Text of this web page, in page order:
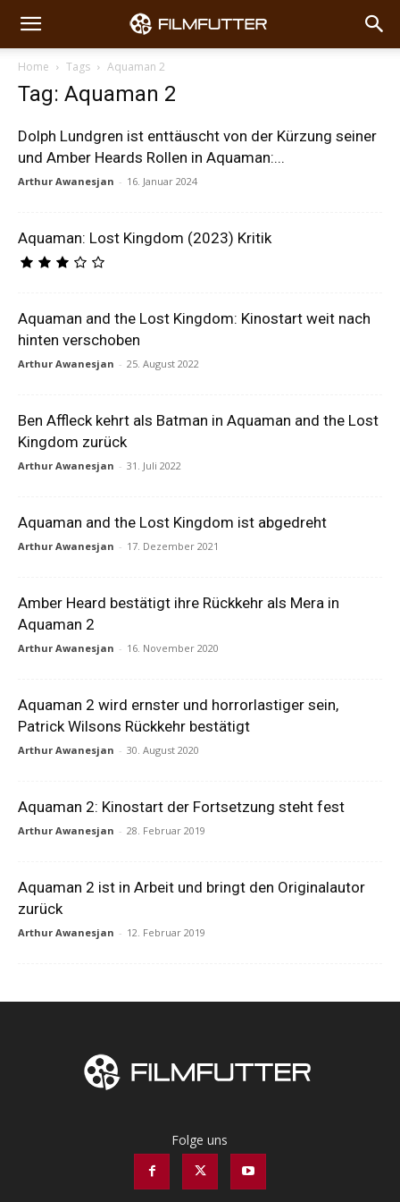
Home Tags Aquaman 2
Tag: Aquaman 2
Dolph Lundgren ist enttäuscht von der Kürzung seiner
und Amber Heards Rollen in Aquaman:...
Arthur Awanesjan - 16. Januar 2024
Aquaman: Lost Kingdom (2023) Kritik
Aquaman and the Lost Kingdom: Kinostart weit nach
hinten verschoben
Arthur Awanesjan - 25. August 2022
Ben Affleck kehrt als Batman in Aquaman and the Lost
Kingdom zurück
Arthur Awanesjan - 31. Juli 2022
Aquaman and the Lost Kingdom ist abgedreht
Arthur Awanesjan - 17. Dezember 2021
Amber Heard bestätigt ihre Rückkehr als Mera in
Aquaman 2
Arthur Awanesjan - 16. November 2020
Aquaman 2 wird ernster und horrorlastiger sein,
Patrick Wilsons Rückkehr bestätigt
Arthur Awanesjan - 30. August 2020
Aquaman 2: Kinostart der Fortsetzung steht fest
Arthur Awanesjan - 28. Februar 2019
Aquaman 2 ist in Arbeit und bringt den Originalautor
zurück
Arthur Awanesjan - 12. Februar 2019
Folge uns